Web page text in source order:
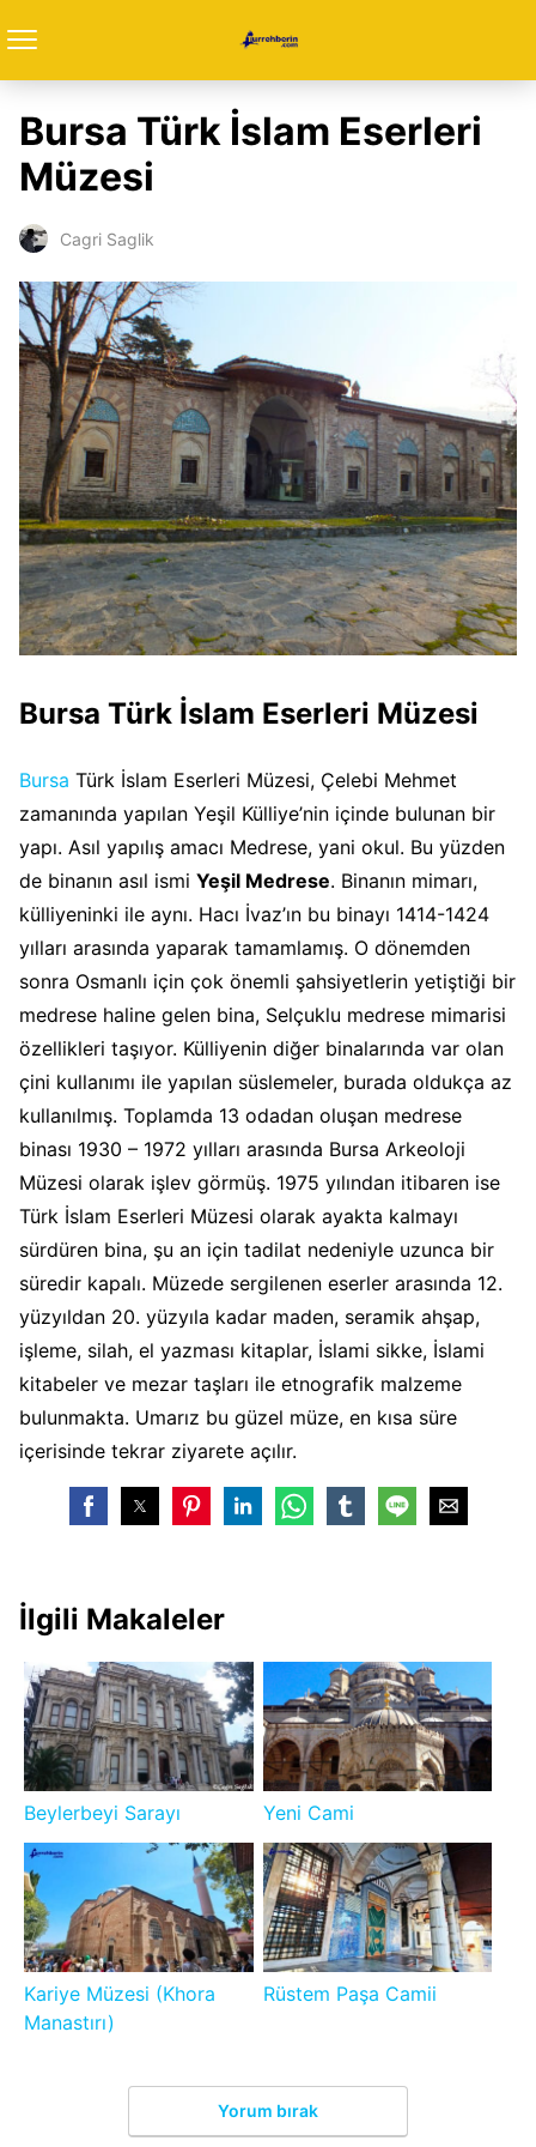
Bursa Türk İslam Eserleri
Müzesi
Cagri Saglik
Bursa Türk İslam Eserleri Müzesi
Bursa Türk İslam Eserleri Müzesi, Çelebi Mehmet
zamanında yapılan Yeşil Külliye’nin içinde bulunan bir
yapı. Asıl yapılış amacı Medrese, yani okul. Bu yüzden
de binanın asıl ismi Yeşil Medrese. Binanın mimarı,
külliyeninki ile aynı. Hacı İvaz’ın bu binayı 1414-1424
yılları arasında yaparak tamamlamış. O dönemden
sonra Osmanlı için çok önemli şahsiyetlerin yetiştiği bir
medrese haline gelen bina, Selçuklu medrese mimarisi
özellikleri taşıyor. Külliyenin diğer binalarında var olan
çini kullanımı ile yapılan süslemeler, burada oldukça az
kullanılmış. Toplamda 13 odadan oluşan medrese
binası 1930 – 1972 yılları arasında Bursa Arkeoloji
Müzesi olarak işlev görmüş. 1975 yılından itibaren ise
Türk İslam Eserleri Müzesi olarak ayakta kalmayı
sürdüren bina, şu an için tadilat nedeniyle uzunca bir
süredir kapalı. Müzede sergilenen eserler arasında 12.
yüzyıldan 20. yüzyıla kadar maden, seramik ahşap,
işleme, silah, el yazması kitaplar, İslami sikke, İslami
kitabeler ve mezar taşları ile etnografik malzeme
bulunmakta. Umarız bu güzel müze, en kısa süre
içerisinde tekrar ziyarete açılır.
İlgili Makaleler
Beylerbeyi Sarayı Yeni Cami
Kariye Müzesi (Khora
Manastırı)
Rüstem Paşa Camii
Yorum bırak